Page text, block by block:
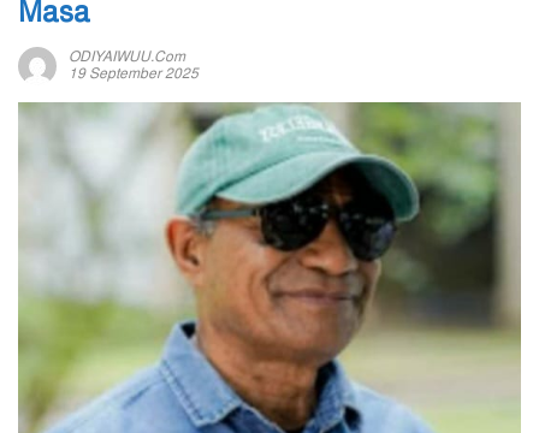
Masa
ODIYAIWUU.com
19 September 2025